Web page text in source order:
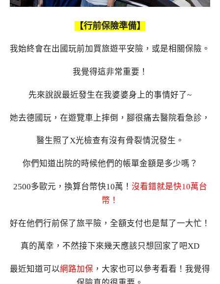
【行前保險準備】
我始終會在出國玩前加買旅遊平安險，或是相關保險。
我覺得這非常重要！
先來說說最近發生在我婆婆身上的事情好了~
她去德國玩，在遊覽車上摔倒，腳很痛去醫院看急診，
醫生照了X光檢查有沒有骨裂情況發生。
你們知道出院的時候他們的帳單金額是多少嗎？
2500多歐元，換算台幣快10萬！ 沒看錯就是快10萬台
幣！
好在他們行前保了旅平險，全額支付也是幫了一大忙！
真的萬幸，不然接下來幾天應該只想回家了吧XD
最近知道可以網路加保 ，大家也可以參考看看！我覺得